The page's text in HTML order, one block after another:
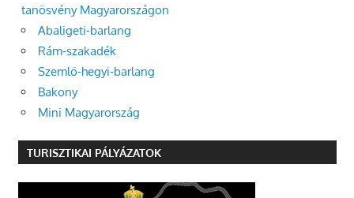
tanösvény Magyarországon
Abaligeti-barlang
Rám-szakadék
Szemlő-hegyi-barlang
Bakony
Mini Magyarország
TURISZTIKAI PÁLYÁZATOK